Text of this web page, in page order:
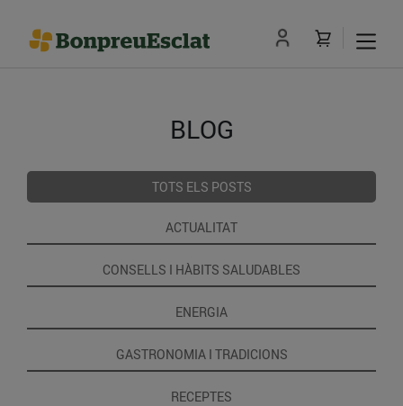
BLOG
TOTS ELS POSTS
ACTUALITAT
CONSELLS I HÀBITS SALUDABLES
ENERGIA
GASTRONOMIA I TRADICIONS
RECEPTES